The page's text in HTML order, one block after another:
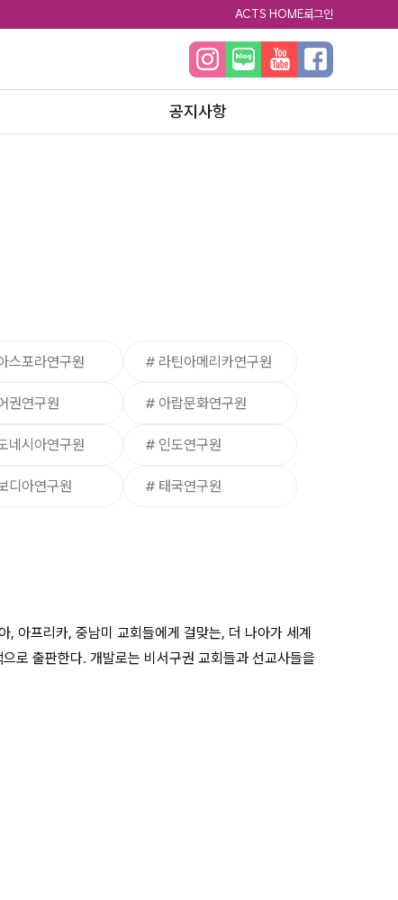
ACTS HOME로그인
공지사항
스포라연구원 # 라틴아메리카연구원
권연구원 # 아랍문화연구원
네시아연구원 # 인도연구원
디아연구원 # 태국연구원
아프리카, 중남미 교회들에게 걸맞는, 더 나아가 세계
로 출판한다. 개발로는 비서구권 교회들과 선교사들을